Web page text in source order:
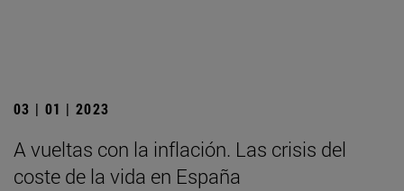
03 | 01 | 2023
A vueltas con la inflación. Las crisis del
coste de la vida en España